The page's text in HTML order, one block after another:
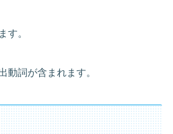
す。
動詞が含まれます。